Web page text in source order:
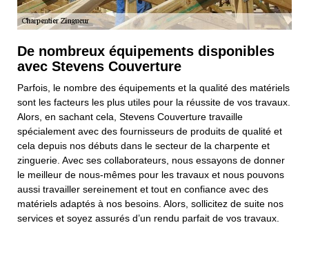
De nombreux équipements disponibles
avec Stevens Couverture
Parfois, le nombre des équipements et la qualité des matériels
sont les facteurs les plus utiles pour la réussite de vos travaux.
Alors, en sachant cela, Stevens Couverture travaille
spécialement avec des fournisseurs de produits de qualité et
cela depuis nos débuts dans le secteur de la charpente et
zinguerie. Avec ses collaborateurs, nous essayons de donner
le meilleur de nous-mêmes pour les travaux et nous pouvons
aussi travailler sereinement et tout en confiance avec des
matériels adaptés à nos besoins. Alors, sollicitez de suite nos
services et soyez assurés d’un rendu parfait de vos travaux.